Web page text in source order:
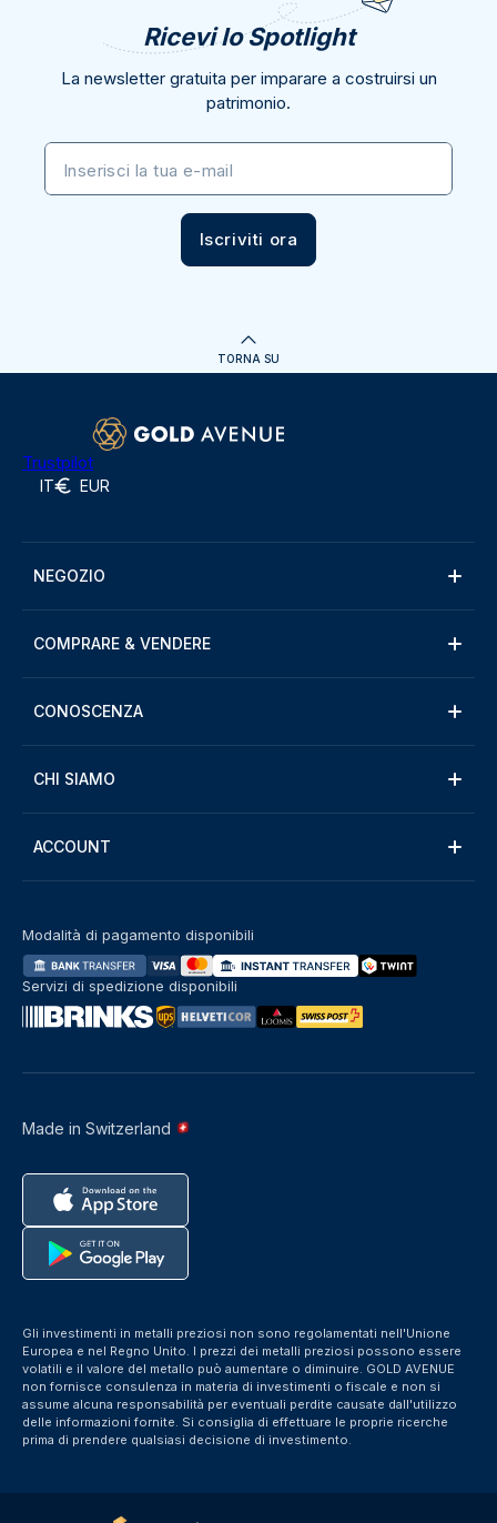
Ricevi lo Spotlight
La newsletter gratuita per imparare a costruirsi un
patrimonio.
Inserisci la tua e-mail
Iscriviti ora
TORNA SU
Trustpilot
IT EUR
NEGOZIO
COMPRARE & VENDERE
CONOSCENZA
CHI SIAMO
ACCOUNT
Made in Switzerland
Modalità di pagamento disponibili
Servizi di spedizione disponibili
Gli investimenti in metalli preziosi non sono regolamentati nell'Unione
Europea e nel Regno Unito. I prezzi dei metalli preziosi possono essere
volatili e il valore del metallo può aumentare o diminuire. GOLD AVENUE
non fornisce consulenza in materia di investimenti o fiscale e non si
assume alcuna responsabilità per eventuali perdite causate dall'utilizzo
delle informazioni fornite. Si consiglia di effettuare le proprie ricerche
prima di prendere qualsiasi decisione di investimento.